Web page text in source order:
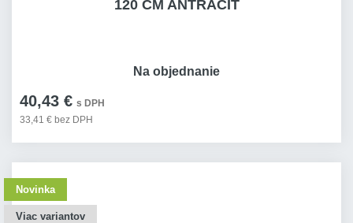
120 CM ANTRACIT
40,43 € s DPH
33,41 € bez DPH
Na objednanie
Novinka
Viac variantov